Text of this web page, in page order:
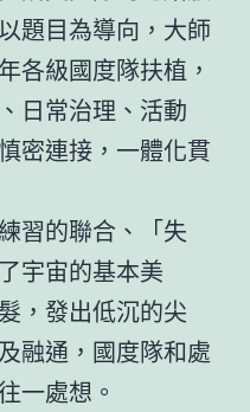
題目為導向，大師
各級國度隊扶植，
日常治理、活動
密連接，一體化貫
習的聯合、「失
宇宙的基本美
，發出低沉的尖
融通，國度隊和處
一處想。